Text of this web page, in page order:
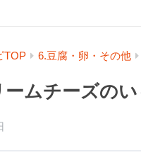
TOP 6.豆腐・卵・その他
ームチーズの